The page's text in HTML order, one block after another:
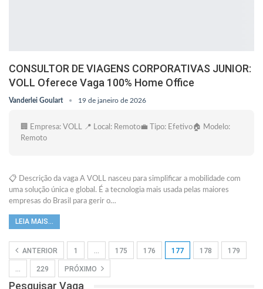
CONSULTOR DE VIAGENS CORPORATIVAS JUNIOR:
VOLL Oferece Vaga 100% Home Office
Vanderlei Goulart 19 de janeiro de 2026
🏢 Empresa: VOLL 📍 Local: Remoto💼 Tipo: Efetivo🏠 Modelo:
Remoto
📋 Descrição da vaga A VOLL nasceu para simplificar a mobilidade com
uma solução única e global. É a tecnologia mais usada pelas maiores
empresas do Brasil para gerir o…
LEIA MAIS...
ANTERIOR 1 … 175 176 177 178 179
… 229 PRÓXIMO
Pesquisar Vaga